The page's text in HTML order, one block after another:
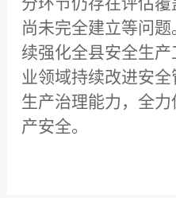
尚未完全建立等问
续强化全县安全生
业领域持续改进安
生产治理能力，全
产安全。